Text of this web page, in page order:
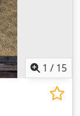
1 / 15